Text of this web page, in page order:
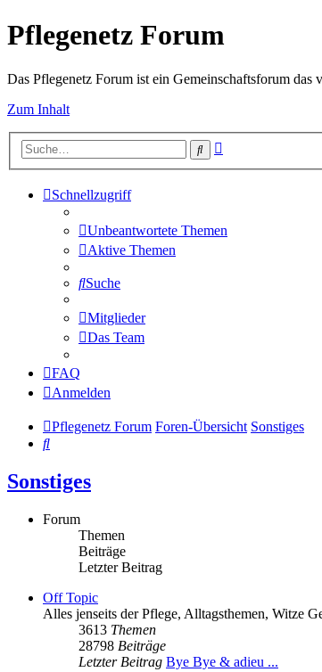
Pflegenetz Forum
Das Pflegenetz Forum ist ein Gemeinschaftsforum das
Zum Inhalt
Suche
Schnellzugriff
Unbeantwortete Themen
Aktive Themen
Suche
Mitglieder
Das Team
FAQ
Anmelden
Pflegenetz Forum Foren-Übersicht Sonstiges
Suche
Sonstiges
Forum
Themen
Beiträge
Letzter Beitrag
Off Topic
Alles jenseits der Pflege, Alltagsthemen, Witze
3613 Themen
28798 Beiträge
Letzter Beitrag Bye Bye & adieu ...